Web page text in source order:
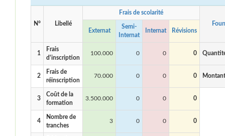
N° Libellé
Frais de scolarité
Externat
Semi-
Internat
Internat Révisions
1
Frais
d'inscription
100.000 0 0 0
2
Frais de
réinscription
70.000 0 0 0 Montant
3
Coût de la
formation
3.500.000 0 0 0
4
Nombre de
tranches
3 0 0 0